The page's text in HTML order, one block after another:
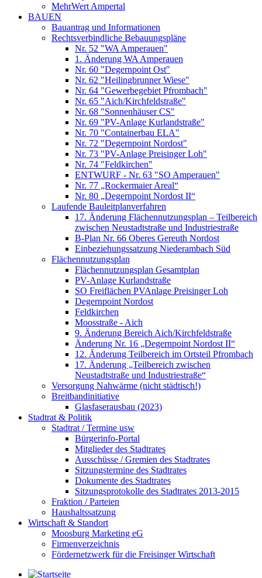
MehrWert Ampertal
BAUEN
Bauantrag und Informationen
Rechtsverbindliche Bebauungspläne
Nr. 52 "WA Amperauen"
1. Änderung WA Amperauen
Nr. 60 "Degernpoint Ost"
Nr. 62 "Heilingbrunner Wiese"
Nr. 64 "Gewerbegebiet Pfrombach"
Nr. 65 "Aich/Kirchfeldstraße"
Nr. 68 "Sonnenhäuser CS"
Nr. 69 "PV-Anlage Kurlandstraße"
Nr. 70 "Containerbau ELA"
Nr. 72 "Degernpoint Nordost"
Nr. 73 "PV-Anlage Preisinger Loh"
Nr. 74 "Feldkirchen"
ENTWURF - Nr. 63 "SO Amperauen"
Nr. 77 „Rockermaier Areal“
Nr. 80 „Degernpoint Nordost II“
Laufende Bauleitplanverfahren
17. Änderung Flächennutzungsplan – Teilbereich
zwischen Neustadtstraße und Industriestraße
B-Plan Nr. 66 Oberes Gereuth Nordost
Einbeziehungssatzung Niederambach Süd
Flächennutzungsplan
Flächennutzungsplan Gesamtplan
PV-Anlage Kurlandstraße
SO Freiflächen PV­Anlage Preisinger Loh
Degernpoint Nordost
Feldkirchen
Moosstraße - Aich
9. Änderung Bereich Aich/Kirchfeldstraße
Änderung Nr. 16 „Degernpoint Nordost II“
12. Änderung Teilbereich im Ortsteil Pfrombach
17. Änderung „Teilbereich zwischen
Neustadtstraße und Industriestraße“
Versorgung Nahwärme (nicht städtisch!)
Breitbandinitiative
Glasfaserausbau (2023)
Stadtrat & Politik
Stadtrat / Termine usw
Bürgerinfo-Portal
Mitglieder des Stadtrates
Ausschüsse / Gremien des Stadtrates
Sitzungstermine des Stadtrates
Dokumente des Stadtrates
Sitzungsprotokolle des Stadtrates 2013-2015
Fraktion / Parteien
Haushaltssatzung
Wirtschaft & Standort
Moosburg Marketing eG
Firmenverzeichnis
Fördernetzwerk für die Freisinger Wirtschaft